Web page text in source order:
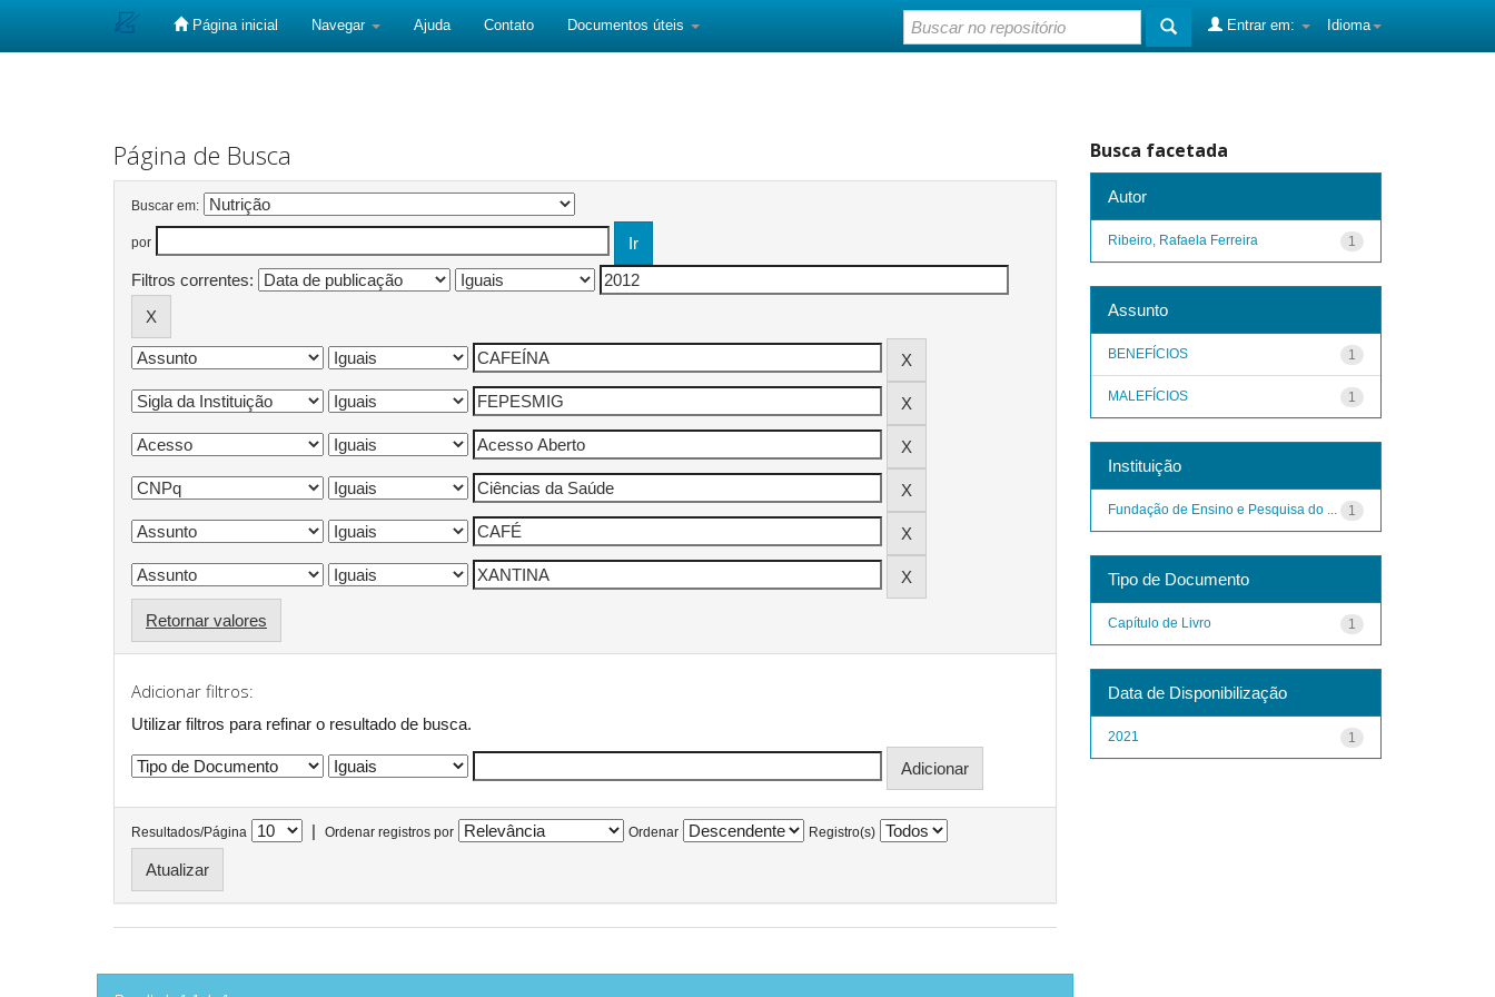
Página inicial Navegar Ajuda Contato Documentos úteis Idioma
Entrar em:
Página de Busca
Buscar em:
por
Filtros correntes:
Retornar valores
Adicionar filtros:
Utilizar filtros para refinar o resultado de busca.
Resultados/Página | Ordenar registros por Ordenar Registro(s)
Busca facetada
Autor
1
Ribeiro, Rafaela Ferreira
Assunto
1
BENEFÍCIOS
1
MALEFÍCIOS
Instituição
1
Fundação de Ensino e Pesquisa do ...
Tipo de Documento
1
Capítulo de Livro
Data de Disponibilização
1
2021